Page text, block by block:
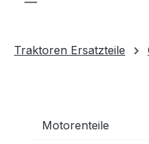
Traktoren Ersatzteile
Motorenteile